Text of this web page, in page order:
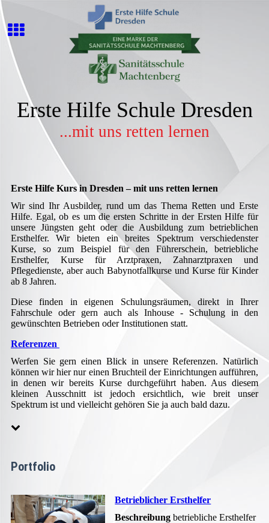
Erste Hilfe Schule Dresden
...mit uns retten lernen
Erste Hilfe Kurs in Dresden – mit uns retten lernen
Wir sind Ihr Ausbilder, rund um das Thema Retten und Erste
Hilfe. Egal, ob es um die ersten Schritte in der Ersten Hilfe für
unsere Jüngsten geht oder die Ausbildung zum betrieblichen
Ersthelfer. Wir bieten ein breites Spektrum verschiedenster
Kurse, so zum Beispiel für den Führerschein, betriebliche
Ersthelfer, Kurse für Arztpraxen, Zahnarztpraxen und
Pflegedienste, aber auch Babynotfallkurse und Kurse für Kinder
ab 8 Jahren.
Diese finden in eigenen Schulungsräumen, direkt in Ihrer
Fahrschule oder gern auch als Inhouse - Schulung in den
gewünschten Betrieben oder Institutionen statt.
Referenzen
Werfen Sie gern einen Blick in unsere Referenzen. Natürlich
können wir hier nur einen Bruchteil der Einrichtungen aufführen,
in denen wir bereits Kurse durchgeführt haben. Aus diesem
kleinen Ausschnitt ist jedoch ersichtlich, wie breit unser
Spektrum ist und vielleicht gehören Sie ja auch bald dazu.
Portfolio
Betrieblicher Ersthelfer
Beschreibung betriebliche Ersthelfer